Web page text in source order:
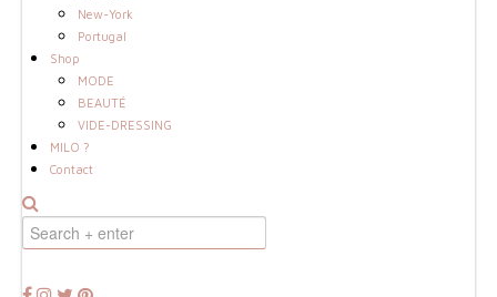
New-York
Portugal
Shop
MODE
BEAUTÉ
VIDE-DRESSING
MILO ?
Contact